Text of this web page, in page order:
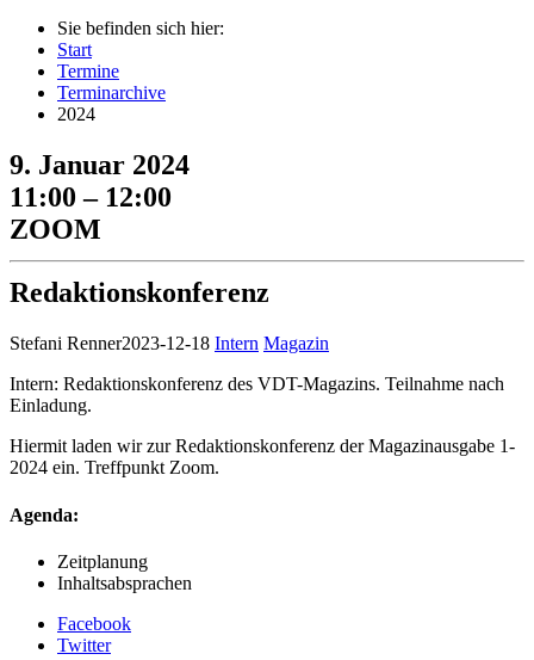
Sie befinden sich hier:
Start
Termine
Terminarchive
2024
9. Januar 2024
11:00 – 12:00
ZOOM
Redaktionskonferenz
Stefani Renner2023-12-18 Intern Magazin
Intern: Redaktionskonferenz des VDT-Magazins. Teilnahme nach
Einladung.
Hiermit laden wir zur Redaktionskonferenz der Magazinausgabe 1-
2024 ein. Treffpunkt Zoom.
Agenda:
Zeitplanung
Inhaltsabsprachen
Facebook
Twitter